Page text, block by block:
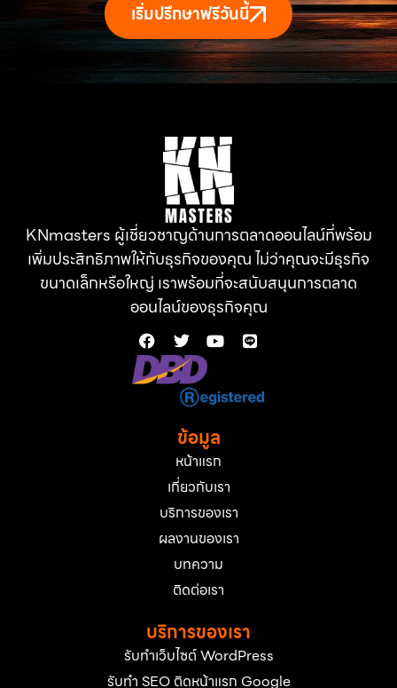
เริ่มปรึกษาฟรีวันนี้
KNmasters ผู้เชี่ยวชาญด้านการตลาดออนไลน์ที่พร้อม
เพิ่มประสิทธิภาพให้กับธุรกิจของคุณ ไม่ว่าคุณจะมีธุรกิจ
ขนาดเล็กหรือใหญ่ เราพร้อมที่จะสนับสนุนการตลาด
ออนไลน์ของธุรกิจคุณ
ข้อมูล
หน้าแรก
เกี่ยวกับเรา
บริการของเรา
ผลงานของเรา
บทความ
ติดต่อเรา
บริการของเรา
รับทำเว็บไซต์ WordPress
รับทำ SEO ติดหน้าแรก Google